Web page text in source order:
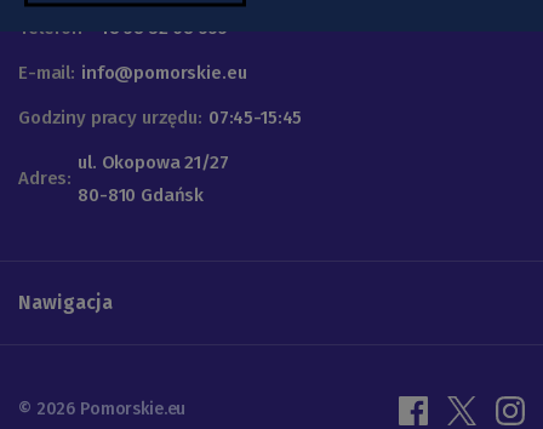
Telefon +48 58 32 68 555
E-mail: info@pomorskie.eu
Godziny pracy urzędu: 07:45-15:45
Adres:
ul. Okopowa 21/27
80-810 Gdańsk
Nawigacja
© 2026 Pomorskie.eu